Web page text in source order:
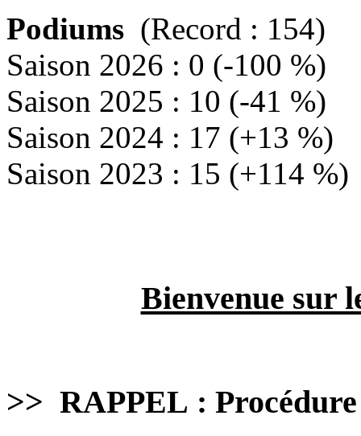
Podiums (Record : 154)
Saison 2026 : 0 (-100 %)
Saison 2025 : 10 (-41 %)
Saison 2024 : 17 (+13 %)
Saison 2023 : 15 (+114 %)
Bienvenue sur
>> RAPPEL :